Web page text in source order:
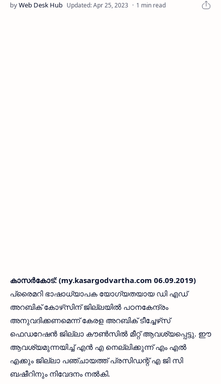
1 min read
കാസര്‍കോട്: (my.kasargodvartha.com 06.09.2019)
പ്രൈമറി ഭാഷാധ്യാപക യോഗ്യതയായ ഡി എഡ്
അറബിക് കോഴ്‌സിന് ജില്ലയില്‍ പഠനകേന്ദ്രം
അനുവദിക്കണമെന്ന് കേരള അറബിക് ടീച്ചേഴ്‌സ്
ഫെഡറേഷന്‍ ജില്ലാ കൗണ്‍സില്‍ മീറ്റ് ആവശ്യപ്പെട്ടു. ഈ
ആവശ്യമുന്നയിച്ച് എന്‍ എ നെല്ലിക്കുന്ന് എം എല്‍
എക്കും ജില്ലാ പഞ്ചായത്ത് പ്രസിഡന്റ് എ ജി സി
ബഷീറിനും നിവേദനം നല്‍കി.